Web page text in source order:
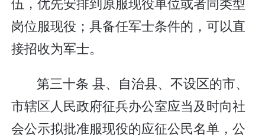
岗位服现役；具备任军士条件的，可以直
接招收为军士。
第三十条 县、自治县、不设区的市、
市辖区人民政府征兵办公室应当及时向社
会公示拟批准服现役的应征公民名单，公